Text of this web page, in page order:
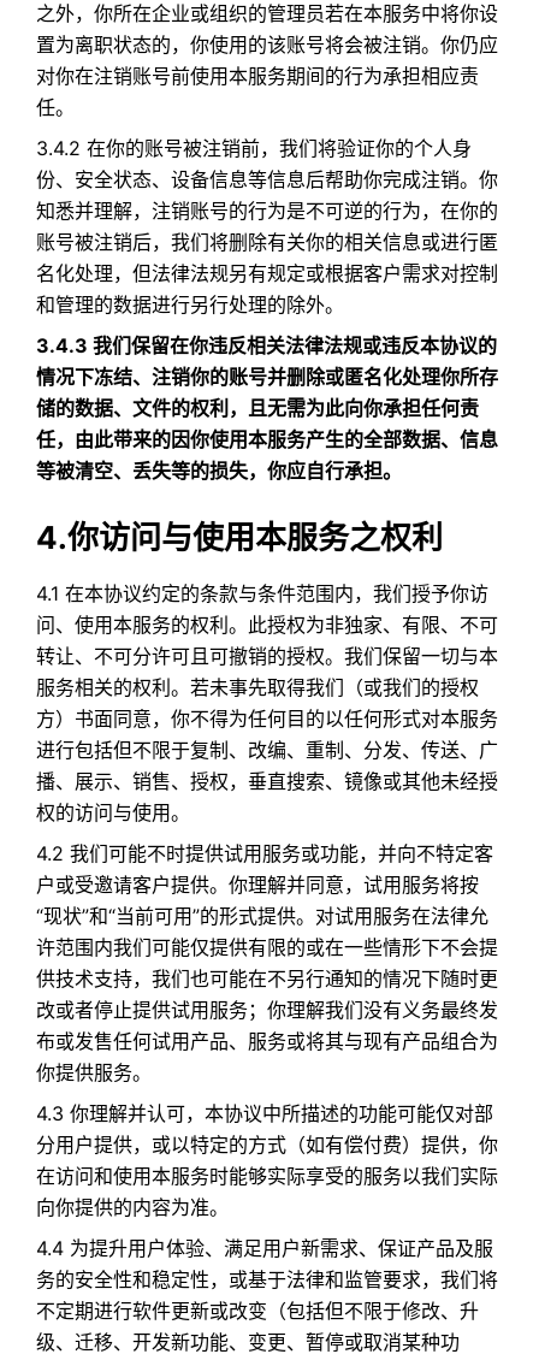
之外，你所在企业或组织的管理员若在本服务中将你设
置为离职状态的，你使用的该账号将会被注销。你仍应
对你在注销账号前使用本服务期间的行为承担相应责
任。​
3.4.2 在你的账号被注销前，我们将验证你的个人身
份、安全状态、设备信息等信息后帮助你完成注销。你
知悉并理解，注销账号的行为是不可逆的行为，在你的
账号被注销后，我们将删除有关你的相关信息或进行匿
名化处理，但法律法规另有规定或根据客户需求对控制
和管理的数据进行另行处理的除外。
3.4.3 我们保留在你违反相关法律法规或违反本协议的
情况下冻结、注销你的账号并删除或匿名化处理你所存
储的数据、文件的权利，且无需为此向你承担任何责
任，由此带来的因你使用本服务产生的全部数据、信息
等被清空、丢失等的损失，你应自行承担。
4.你访问与使用本服务之权利
4.1 在本协议约定的条款与条件范围内，我们授予你访
问、使用本服务的权利。此授权为非独家、有限、不可
转让、不可分许可且可撤销的授权。我们保留一切与本
服务相关的权利。若未事先取得我们（或我们的授权
方）书面同意，你不得为任何目的以任何形式对本服务
进行包括但不限于复制、改编、重制、分发、传送、广
播、展示、销售、授权，垂直搜索、镜像或其他未经授
权的访问与使用。
4.2 我们可能不时提供试用服务或功能，并向不特定客
户或受邀请客户提供。你理解并同意，试用服务将按
“现状”和“当前可用”的形式提供。对试用服务在法律允
许范围内我们可能仅提供有限的或在一些情形下不会提
供技术支持，我们也可能在不另行通知的情况下随时更
改或者停止提供试用服务；你理解我们没有义务最终发
布或发售任何试用产品、服务或将其与现有产品组合为
你提供服务。
4.3 你理解并认可，本协议中所描述的功能可能仅对部
分用户提供，或以特定的方式（如有偿付费）提供，你
在访问和使用本服务时能够实际享受的服务以我们实际
向你提供的内容为准。
4.4 为提升用户体验、满足用户新需求、保证产品及服
务的安全性和稳定性，或基于法律和监管要求，我们将
不定期进行软件更新或改变（包括但不限于修改、升
级、迁移、开发新功能、变更、暂停或取消某种功